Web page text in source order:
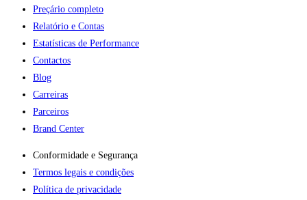
Preçário completo
Relatório e Contas
Estatísticas de Performance
Contactos
Blog
Carreiras
Parceiros
Brand Center
Conformidade e Segurança
Termos legais e condições
Política de privacidade